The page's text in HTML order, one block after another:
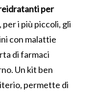
per
per i più piccoli, gli
con malattie
di farmaci
Un kit ben
permette di